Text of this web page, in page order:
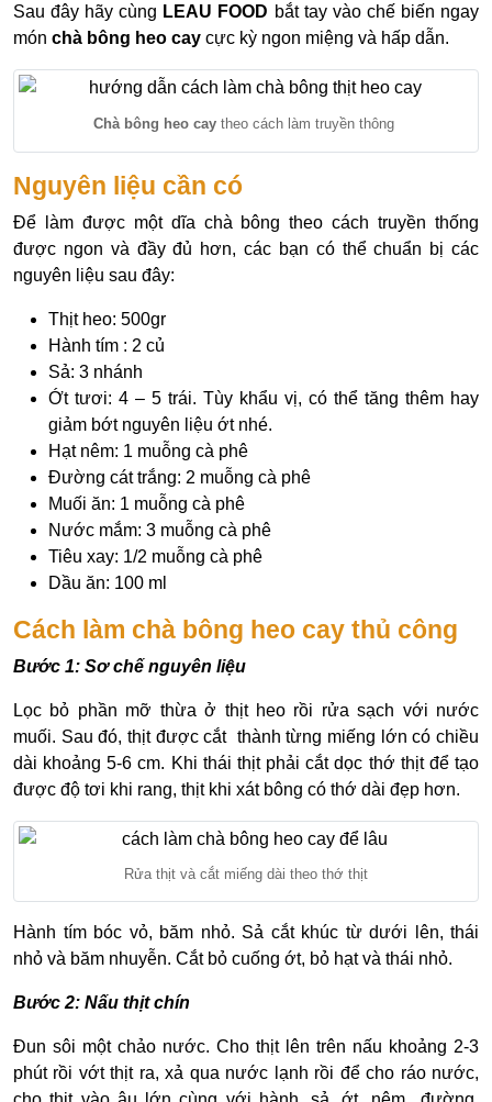
Sau đây hãy cùng LEAU FOOD bắt tay vào chế biến ngay
món chà bông heo cay cực kỳ ngon miệng và hấp dẫn.
Chà bông heo cay theo cách làm truyền thông
Nguyên liệu cần có
Để làm được một dĩa chà bông theo cách truyền thống
được ngon và đầy đủ hơn, các bạn có thể chuẩn bị các
nguyên liệu sau đây:
Thịt heo: 500gr
Hành tím : 2 củ
Sả: 3 nhánh
Ớt tươi: 4 – 5 trái. Tùy khẩu vị, có thể tăng thêm hay
giảm bớt nguyên liệu ớt nhé.
Hạt nêm: 1 muỗng cà phê
Đường cát trắng: 2 muỗng cà phê
Muối ăn: 1 muỗng cà phê
Nước mắm: 3 muỗng cà phê
Tiêu xay: 1/2 muỗng cà phê
Dầu ăn: 100 ml
Cách làm chà bông heo cay thủ công
Bước 1: Sơ chế nguyên liệu
Lọc bỏ phần mỡ thừa ở thịt heo rồi rửa sạch với nước
muối. Sau đó, thịt được cắt thành từng miếng lớn có chiều
dài khoảng 5-6 cm. Khi thái thịt phải cắt dọc thớ thịt để tạo
được độ tơi khi rang, thịt khi xát bông có thớ dài đẹp hơn.
Rửa thịt và cắt miếng dài theo thớ thịt
Hành tím bóc vỏ, băm nhỏ. Sả cắt khúc từ dưới lên, thái
nhỏ và băm nhuyễn. Cắt bỏ cuống ớt, bỏ hạt và thái nhỏ.
Bước 2: Nấu thịt chín
Đun sôi một chảo nước. Cho thịt lên trên nấu khoảng 2-3
phút rồi vớt thịt ra, xả qua nước lạnh rồi để cho ráo nước,